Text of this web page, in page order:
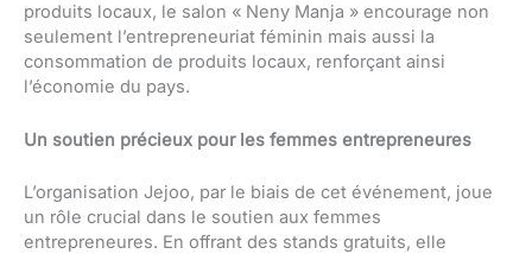
produits locaux, le salon « Neny Manja » encourage non
seulement l’entrepreneuriat féminin mais aussi la
consommation de produits locaux, renforçant ainsi
l’économie du pays.
Un soutien précieux pour les femmes entrepreneures
L’organisation Jejoo, par le biais de cet événement, joue
un rôle crucial dans le soutien aux femmes
entrepreneures. En offrant des stands gratuits, elle